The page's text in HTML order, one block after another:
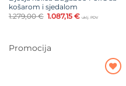
košarom i sjedalom
1.279,00€ Izvorna
cijena
1.087,15€Trenutna
uklj. PDV
Promocija